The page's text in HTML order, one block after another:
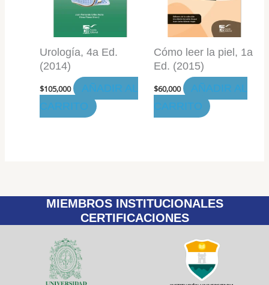
Urología, 4a Ed.
(2014)
$105,000
AÑADIR AL
CARRITO
Cómo leer la piel, 1a
Ed. (2015)
$60,000
AÑADIR AL
CARRITO
MIEMBROS INSTITUCIONALES
CERTIFICACIONES